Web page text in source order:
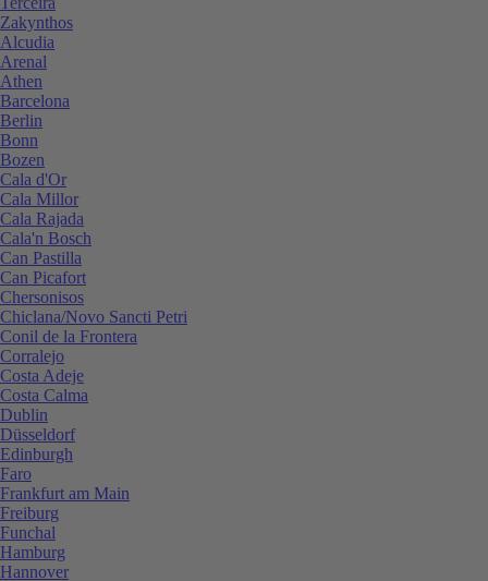
Zakynthos
Alcudia
Arenal
Athen
Barcelona
Berlin
Bonn
Bozen
Cala d'Or
Cala Millor
Cala Rajada
Cala'n Bosch
Can Pastilla
Can Picafort
Chersonisos
Chiclana/Novo Sancti Petri
Conil de la Frontera
Corralejo
Costa Adeje
Costa Calma
Dublin
Düsseldorf
Edinburgh
Faro
Frankfurt am Main
Freiburg
Funchal
Hamburg
Hannover